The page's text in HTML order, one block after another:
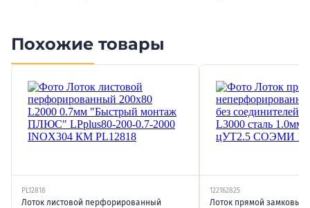
Похожие товары
PL12818
Лоток листовой перфорированный
122162825
Лоток прямой замковый